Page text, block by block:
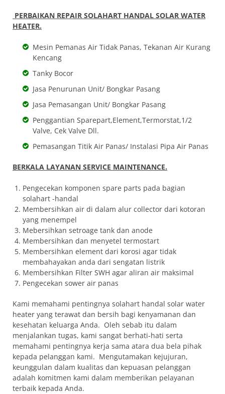
PERBAIKAN REPAIR SOLAHART HANDAL SOLAR WATER
HEATER.
Mesin Pemanas Air Tidak Panas, Tekanan Air Kurang
Kencang
Tanky Bocor
Jasa Penurunan Unit/ Bongkar Pasang
Jasa Pemasangan Unit/ Bongkar Pasang
Penggantian Sparepart,Element,Termorstat,1/2
Valve, Cek Valve Dll.
Pemasangan Titik Air Panas/ Instalasi Pipa Air Panas
BERKALA LAYANAN SERVICE MAINTENANCE.
Pengecekan komponen spare parts pada bagian
solahart -handal
Membersihkan air di dalam alur collector dari kotoran
yang menempel
Mebersihkan setroage tank dan anode
Membersihkan dan menyetel termostart
Membersihkan element dari korosi agar tidak
membahayakan anda dari sengatan listrik
Membersihkan Filter SWH agar aliran air maksimal
Pengecekan sower air panas
Kami memahami pentingnya solahart handal solar water
heater yang terawat dan bersih bagi kenyamanan dan
kesehatan keluarga Anda. Oleh sebab itu dalam
menjalankan tugas, kami sangat berhati-hati serta
memahami pentingnya kerja sama atara dua bela pihak
kepada pelanggan kami. Mengutamakan kejujuran,
keunggulan dalam kualitas dan kepuasan pelanggan
adalah komitmen kami dalam memberikan pelayanan
terbaik kepada Anda.